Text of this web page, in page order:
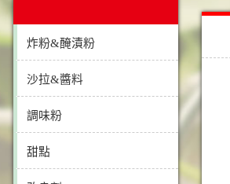
炸粉&醃漬粉
沙拉&醬料
調味粉
甜點